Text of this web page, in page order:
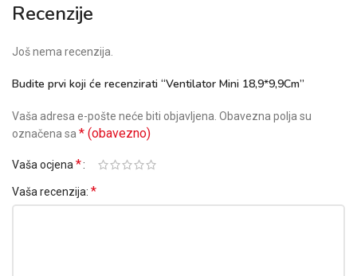
Recenzije
Još nema recenzija.
Budite prvi koji će recenzirati “Ventilator Mini 18,9*9,9Cm”
Vaša adresa e-pošte neće biti objavljena. Obavezna polja su
označena sa * (obavezno)
Vaša ocjena *
Vaša recenzija: *